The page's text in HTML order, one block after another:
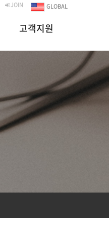
JOIN GLOBAL
고객지원